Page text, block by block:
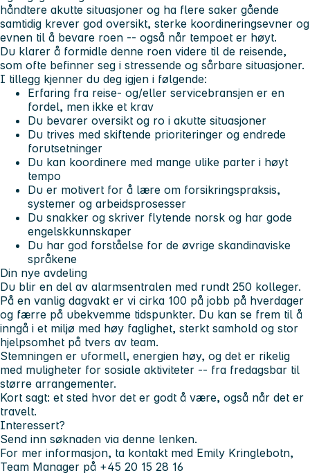
håndtere akutte situasjoner og ha flere saker gående
samtidig krever god oversikt, sterke koordineringsevner og
evnen til å bevare roen -- også når tempoet er høyt.
Du klarer å formidle denne roen videre til de reisende,
som ofte befinner seg i stressende og sårbare situasjoner.
I tillegg kjenner du deg igjen i følgende:
Erfaring fra reise- og/eller servicebransjen er en
fordel, men ikke et krav
Du bevarer oversikt og ro i akutte situasjoner
Du trives med skiftende prioriteringer og endrede
forutsetninger
Du kan koordinere med mange ulike parter i høyt
tempo
Du er motivert for å lære om forsikringspraksis,
systemer og arbeidsprosesser
Du snakker og skriver flytende norsk og har gode
engelskkunnskaper
Du har god forståelse for de øvrige skandinaviske
språkene
Din nye avdeling
Du blir en del av alarmsentralen med rundt 250 kolleger.
På en vanlig dagvakt er vi cirka 100 på jobb på hverdager
og færre på ubekvemme tidspunkter. Du kan se frem til å
inngå i et miljø med høy faglighet, sterkt samhold og stor
hjelpsomhet på tvers av team.
Stemningen er uformell, energien høy, og det er rikelig
med muligheter for sosiale aktiviteter -- fra fredagsbar til
større arrangementer.
Kort sagt: et sted hvor det er godt å være, også når det er
travelt.
Interessert?
Send inn søknaden via denne lenken.
For mer informasjon, ta kontakt med Emily Kringlebotn,
Team Manager på +45 20 15 28 16